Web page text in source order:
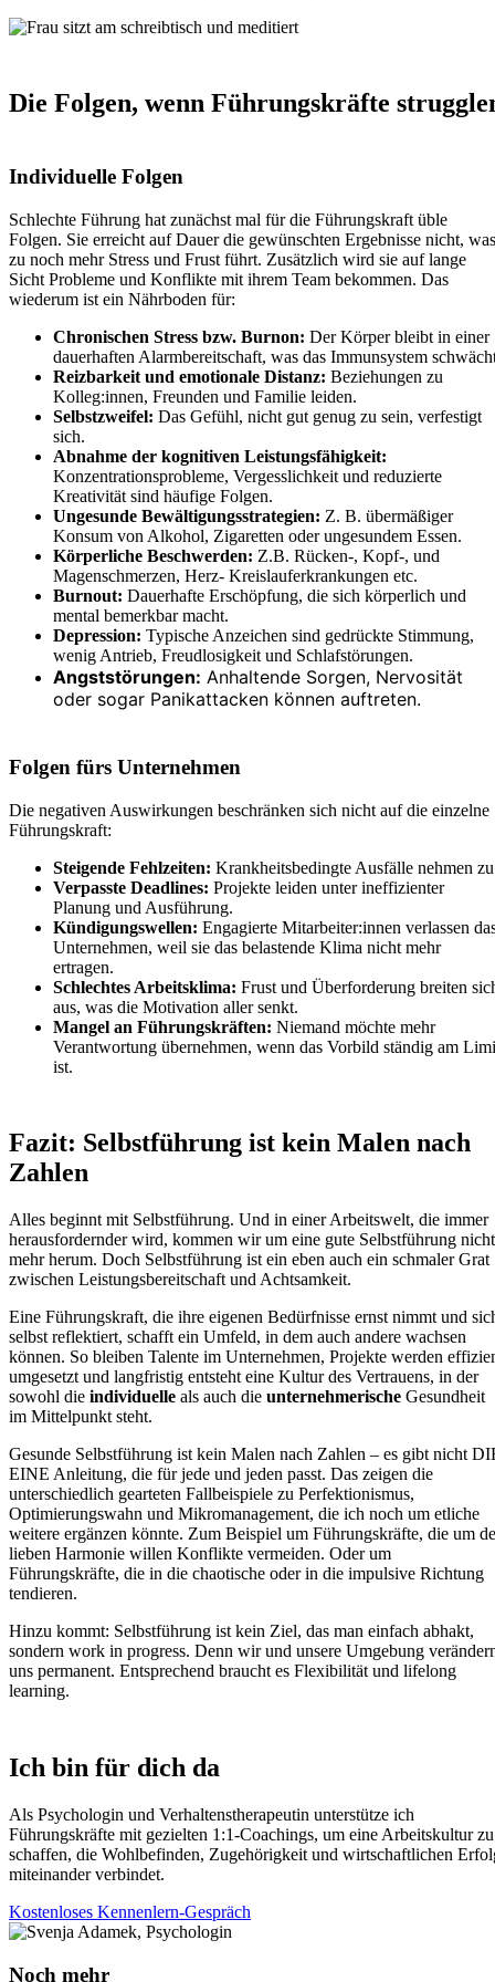
Die Folgen, wenn Führungskräfte
Individuelle Folgen
Schlechte Führung hat zunächst mal für die Führungskraft üble
Folgen. Sie erreicht auf Dauer die gewünschten Ergebnisse nicht, was
zu noch mehr Stress und Frust führt. Zusätzlich wird sie auf lange
Sicht Probleme und Konflikte mit ihrem Team bekommen. Das
wiederum ist ein Nährboden für:
Chronischen Stress bzw. Burnon: Der Körper bleibt in einer
dauerhaften Alarmbereitschaft, was das Immunsystem
Reizbarkeit und emotionale Distanz: Beziehungen zu
Kolleg:innen, Freunden und Familie leiden.
Selbstzweifel: Das Gefühl, nicht gut genug zu sein, verfestigt
sich.
Abnahme der kognitiven Leistungsfähigkeit:
Konzentrationsprobleme, Vergesslichkeit und reduzierte
Kreativität sind häufige Folgen.
Ungesunde Bewältigungsstrategien: Z. B. übermäßiger
Konsum von Alkohol, Zigaretten oder ungesundem Essen.
Körperliche Beschwerden: Z.B. Rücken-, Kopf-, und
Magenschmerzen, Herz- Kreislauferkrankungen etc.
Burnout: Dauerhafte Erschöpfung, die sich körperlich und
mental bemerkbar macht.
Depression: Typische Anzeichen sind gedrückte Stimmung,
wenig Antrieb, Freudlosigkeit und Schlafstörungen.
Angststörungen: Anhaltende Sorgen, Nervosität
oder sogar Panikattacken können auftreten.
Folgen fürs Unternehmen
Die negativen Auswirkungen beschränken sich nicht auf die einzelne
Führungskraft:
Steigende Fehlzeiten: Krankheitsbedingte Ausfälle nehmen
Verpasste Deadlines: Projekte leiden unter ineffizienter
Planung und Ausführung.
Kündigungswellen: Engagierte Mitarbeiter:innen verlassen
Unternehmen, weil sie das belastende Klima nicht mehr
ertragen.
Schlechtes Arbeitsklima: Frust und Überforderung breiten
aus, was die Motivation aller senkt.
Mangel an Führungskräften: Niemand möchte mehr
Verantwortung übernehmen, wenn das Vorbild ständig am
ist.
Fazit: Selbstführung ist kein Malen nach
Zahlen
Alles beginnt mit Selbstführung. Und in einer Arbeitswelt, die immer
herausfordernder wird, kommen wir um eine gute Selbstführung nicht
mehr herum. Doch Selbstführung ist ein eben auch ein schmaler Grat
zwischen Leistungsbereitschaft und Achtsamkeit.
Eine Führungskraft, die ihre eigenen Bedürfnisse ernst nimmt und
selbst reflektiert, schafft ein Umfeld, in dem auch andere wachsen
können. So bleiben Talente im Unternehmen, Projekte werden
umgesetzt und langfristig entsteht eine Kultur des Vertrauens, in der
sowohl die individuelle als auch die unternehmerische Gesundheit
im Mittelpunkt steht.
Gesunde Selbstführung ist kein Malen nach Zahlen – es gibt nicht
EINE Anleitung, die für jede und jeden passt. Das zeigen die
unterschiedlich gearteten Fallbeispiele zu Perfektionismus,
Optimierungswahn und Mikromanagement, die ich noch um etliche
weitere ergänzen könnte. Zum Beispiel um Führungskräfte, die um
lieben Harmonie willen Konflikte vermeiden. Oder um
Führungskräfte, die in die chaotische oder in die impulsive Richtung
tendieren.
Hinzu kommt: Selbstführung ist kein Ziel, das man einfach abhakt,
sondern work in progress. Denn wir und unsere Umgebung
uns permanent. Entsprechend braucht es Flexibilität und lifelong
learning.
Ich bin für dich da
Als Psychologin und Verhaltenstherapeutin unterstütze ich
Führungskräfte mit gezielten 1:1-Coachings, um eine Arbeitskultur zu
schaffen, die Wohlbefinden, Zugehörigkeit und wirtschaftlichen
miteinander verbindet.
Kostenloses Kennenlern-Gespräch
Noch mehr